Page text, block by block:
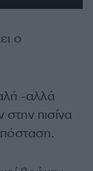
ο
-αλλά
πισίνα